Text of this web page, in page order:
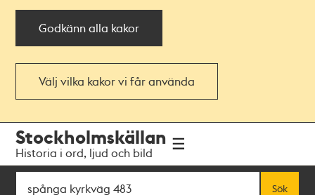
Godkänn alla kakor
Välj vilka kakor vi får använda
navigationen
huvudinnehållet
Stockholmskällan
Historia i ord, ljud och bild
Sök
Sök